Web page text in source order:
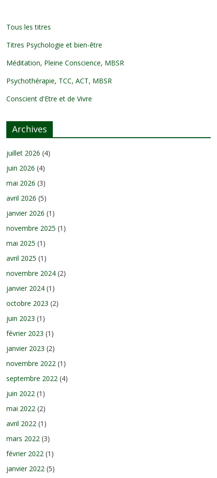
Tous les titres
Titres Psychologie et bien-être
Méditation, Pleine Conscience, MBSR
Psychothérapie, TCC, ACT, MBSR
Conscient d'Etre et de Vivre
Archives
juillet 2026 (4)
juin 2026 (4)
mai 2026 (3)
avril 2026 (5)
janvier 2026 (1)
novembre 2025 (1)
mai 2025 (1)
avril 2025 (1)
novembre 2024 (2)
janvier 2024 (1)
octobre 2023 (2)
juin 2023 (1)
février 2023 (1)
janvier 2023 (2)
novembre 2022 (1)
septembre 2022 (4)
juin 2022 (1)
mai 2022 (2)
avril 2022 (1)
mars 2022 (3)
février 2022 (1)
janvier 2022 (5)